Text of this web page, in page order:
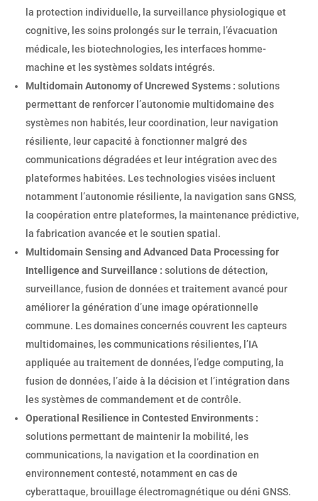
la protection individuelle, la surveillance physiologique et
cognitive, les soins prolongés sur le terrain, l’évacuation
médicale, les biotechnologies, les interfaces homme-
machine et les systèmes soldats intégrés.
Multidomain Autonomy of Uncrewed Systems : solutions
permettant de renforcer l’autonomie multidomaine des
systèmes non habités, leur coordination, leur navigation
résiliente, leur capacité à fonctionner malgré des
communications dégradées et leur intégration avec des
plateformes habitées. Les technologies visées incluent
notamment l’autonomie résiliente, la navigation sans GNSS,
la coopération entre plateformes, la maintenance prédictive,
la fabrication avancée et le soutien spatial.
Multidomain Sensing and Advanced Data Processing for
Intelligence and Surveillance : solutions de détection,
surveillance, fusion de données et traitement avancé pour
améliorer la génération d’une image opérationnelle
commune. Les domaines concernés couvrent les capteurs
multidomaines, les communications résilientes, l’IA
appliquée au traitement de données, l’edge computing, la
fusion de données, l’aide à la décision et l’intégration dans
les systèmes de commandement et de contrôle.
Operational Resilience in Contested Environments :
solutions permettant de maintenir la mobilité, les
communications, la navigation et la coordination en
environnement contesté, notamment en cas de
cyberattaque, brouillage électromagnétique ou déni GNSS.